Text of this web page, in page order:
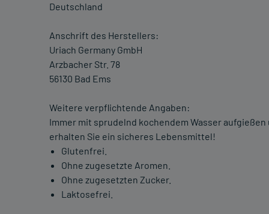
Deutschland
Anschrift des Herstellers:
Uriach Germany GmbH
Arzbacher Str. 78
56130 Bad Ems
Weitere verpflichtende Angaben:
Immer mit sprudelnd kochendem Wasser
erhalten Sie ein sicheres Lebensmittel!
Glutenfrei.
Ohne zugesetzte Aromen.
Ohne zugesetzten Zucker.
Laktosefrei.